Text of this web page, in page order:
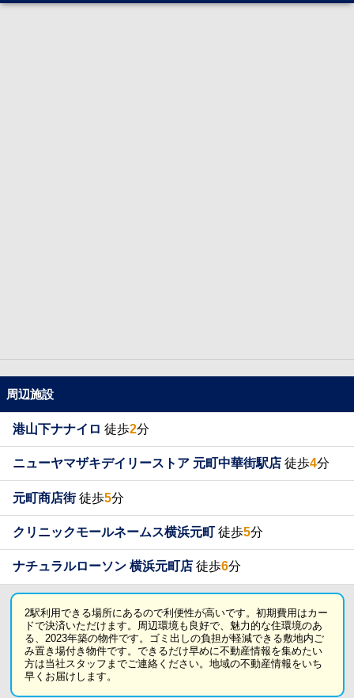
周辺施設
港山下ナナイロ 徒歩2分
ニューヤマザキデイリーストア 元町中華街駅店 徒歩4分
元町商店街徒歩5分
クリニックモールネームス横浜元町徒歩5分
ナチュラルローソン 横浜元町店 徒歩6分
2駅利用できる場所にあるので利便性が高いです。初期費用はカー
ドで決済いただけます。周辺環境も良好で、魅力的な住環境のあ
る、2023年築の物件です。ゴミ出しの負担が軽減できる敷地内ご
み置き場付き物件です。できるだけ早めに不動産情報を集めたい
方は当社スタッフまでご連絡ください。地域の不動産情報をいち
早くお届けします。